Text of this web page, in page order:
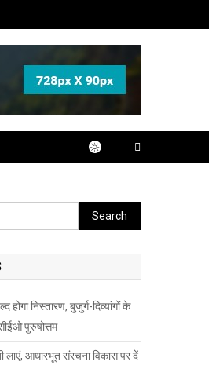
Search
for:
निस्तारण, बुजुर्ग-दिव्यांगों के
पुरुषोत्तम
लाएं, आधारभूत संरचना विकास पर दें